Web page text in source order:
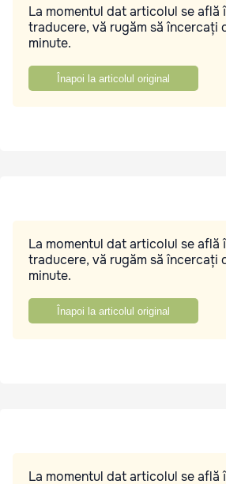
La momentul dat articolul se află
traducere, vă rugăm să încercați
minute.
Înapoi la articolul original
La momentul dat articolul se află
traducere, vă rugăm să încercați
minute.
Înapoi la articolul original
La momentul dat articolul se află